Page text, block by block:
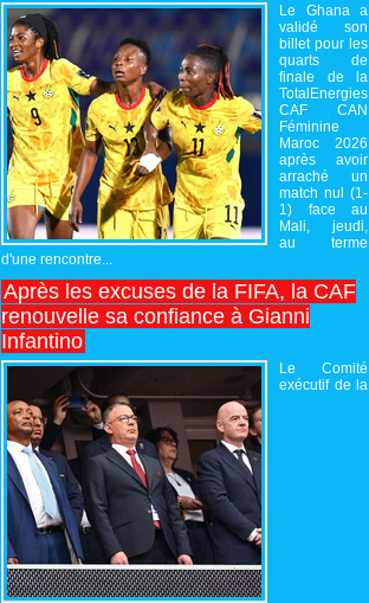
Le Ghana a
validé son
billet pour les
quarts de
finale de la
TotalEnergies
CAF CAN
Féminine
Maroc 2026
après avoir
arraché un
match nul (1-
1) face au
Mali, jeudi,
au terme
d'une rencontre...
Après les excuses de la FIFA, la CAF
renouvelle sa confiance à Gianni
Infantino
Le Comité
exécutif de la